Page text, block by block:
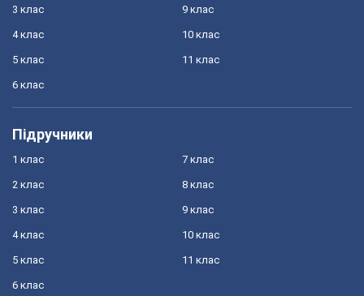
3 клас
4 клас
5 клас
6 клас
9 клас
10 клас
11 клас
Підручники
1 клас
2 клас
3 клас
4 клас
5 клас
6 клас
7 клас
8 клас
9 клас
10 клас
11 клас